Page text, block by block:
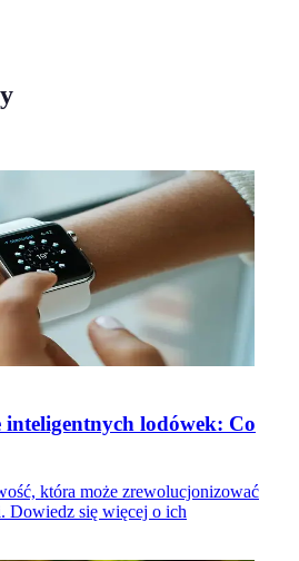
lodówek: Co
która może zrewolucjonizować
Dowiedz się więcej o ich